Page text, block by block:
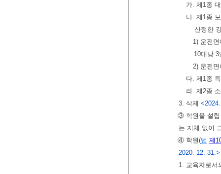
가. 제1종
나. 제1종
산정한
1) 운전
10대당 3
2) 운전
다. 제1종
라. 제2종
3. 삭제
③ 학원을 설립
는 지체 없이
④ 학원(법 제
2020. 12. 31.>
1. 교육자로서